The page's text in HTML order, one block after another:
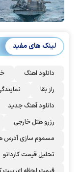
لینک های مفید
دانلود اهنگ
راز بقا
دانلود آهنگ جدید
رزرو هتل خارجی
مسموم سازی آدرس
تحلیل قیمت کاردانو